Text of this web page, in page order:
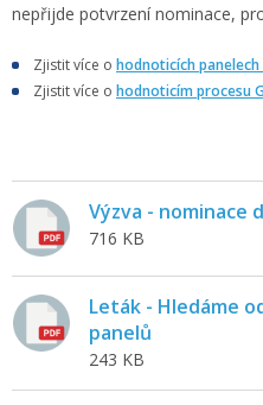
nepřijde potvrzení nominace,
Zjistit více o hodnoticích panelech
Zjistit více o hodnoticím procesu
Výzva - nominace
716 KB
Leták - Hledáme
panelů
243 KB